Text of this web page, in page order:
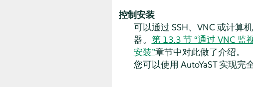
控制安装
可以通过 SSH、VNC 或计算
器。 第 13.3 节 “通过 VNC 监
安装”章节中对此做了介绍。
您可以使用 AutoYaST 实现